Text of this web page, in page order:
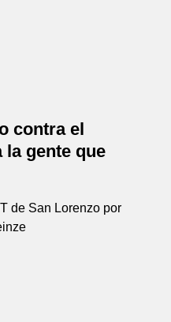
contra el
gente que